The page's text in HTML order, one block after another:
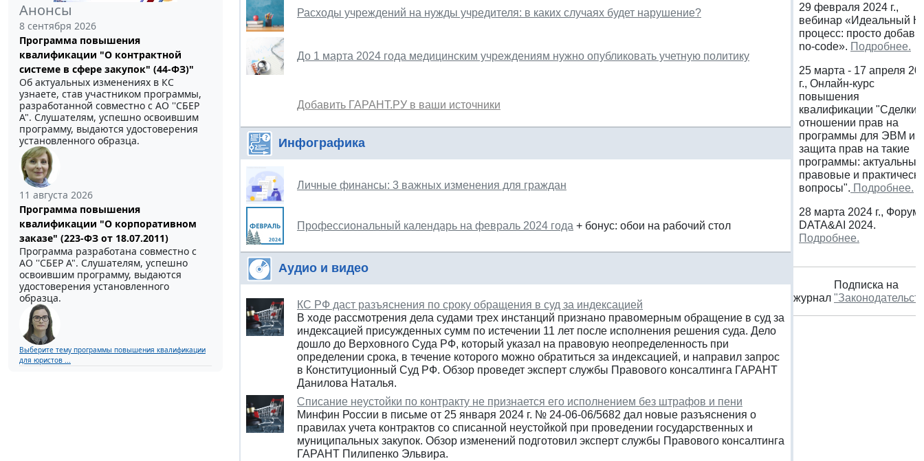
Анонсы
8 сентября 2026
Программа повышения
квалификации "О контрактной
системе в сфере закупок" (44-ФЗ)"
Об актуальных изменениях в КС
узнаете, став участником программы,
разработанной совместно с АО ''СБЕР
А". Слушателям, успешно освоившим
программу, выдаются удостоверения
установленного образца.
11 августа 2026
Программа повышения
квалификации "О корпоративном
заказе" (223-ФЗ от 18.07.2011)
Программа разработана совместно с
АО ''СБЕР А". Слушателям, успешно
освоившим программу, выдаются
удостоверения установленного
образца.
Выберите тему программы повышения квалификации
для юристов ...
Расходы учреждений на нужды учредителя: в каких случаях будет нарушение?
До 1 марта 2024 года медицинским учреждениям нужно опубликовать учетную политику
Добавить ГАРАНТ.РУ в ваши источники
Инфографика
Личные финансы: 3 важных изменения для граждан
Профессиональный календарь на февраль 2024 года + бонус: обои на рабочий стол
Аудио и видео
КС РФ даст разъяснения по сроку обращения в суд за индексацией
В ходе рассмотрения дела судами трех инстанций признано правомерным обращение в суд за
индексацией присужденных сумм по истечении 11 лет после исполнения решения суда. Дело
дошло до Верховного Суда РФ, который указал на правовую неопределенность при
определении срока, в течение которого можно обратиться за индексацией, и направил запрос
в Конституционный Суд РФ. Обзор проведет эксперт службы Правового консалтинга ГАРАНТ
Данилова Наталья.
Списание неустойки по контракту не признается его исполнением без штрафов и пени
Минфин России в письме от 25 января 2024 г. № 24-06-06/5682 дал новые разъяснения о
правилах учета контрактов со списанной неустойкой при проведении государственных и
муниципальных закупок. Обзор изменений подготовил эксперт службы Правового консалтинга
ГАРАНТ Пилипенко Эльвира.
29 февраля 2024 г.,
вебинар «Идеальный
процесс: просто добавь
no-code». Подробнее.
25 марта - 17 апреля
г., Онлайн-курс
повышения
квалификации "Сделки
отношении прав на
программы для ЭВМ и
защита прав на такие
программы: актуальные
правовые и
вопросы". Подробнее.
28 марта 2024 г., Форум
DATA&AI 2024.
Подробнее.
Подписка на
журнал